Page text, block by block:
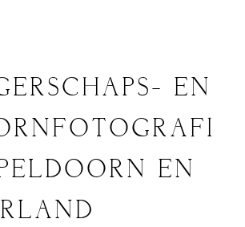
EN
EN